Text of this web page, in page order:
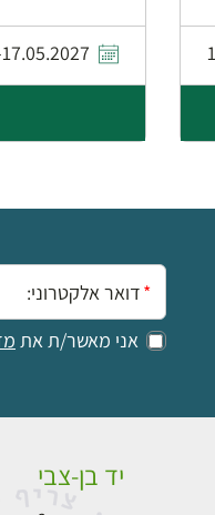
אימייל:
אני מאשר/ת את
יד בן-צבי